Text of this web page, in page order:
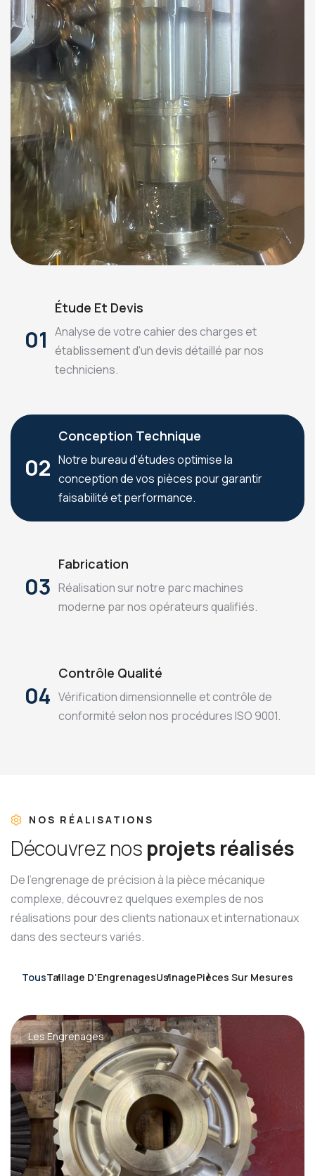
01
Étude Et Devis
Analyse de votre cahier des charges et
établissement d'un devis détaillé par nos
techniciens.
02
Conception Technique
Notre bureau d'études optimise la
conception de vos pièces pour garantir
faisabilité et performance.
03
Fabrication
Réalisation sur notre parc machines
moderne par nos opérateurs qualifiés.
04
Contrôle Qualité
Vérification dimensionnelle et contrôle de
conformité selon nos procédures ISO 9001.
NOS RÉALISATIONS
Découvrez nos projets réalisés
De l'engrenage de précision à la pièce mécanique
complexe, découvrez quelques exemples de nos
réalisations pour des clients nationaux et internationaux
dans des secteurs variés.
TousTaillage D'EngrenagesUsinagePièces Sur Mesures
Les Engrenages